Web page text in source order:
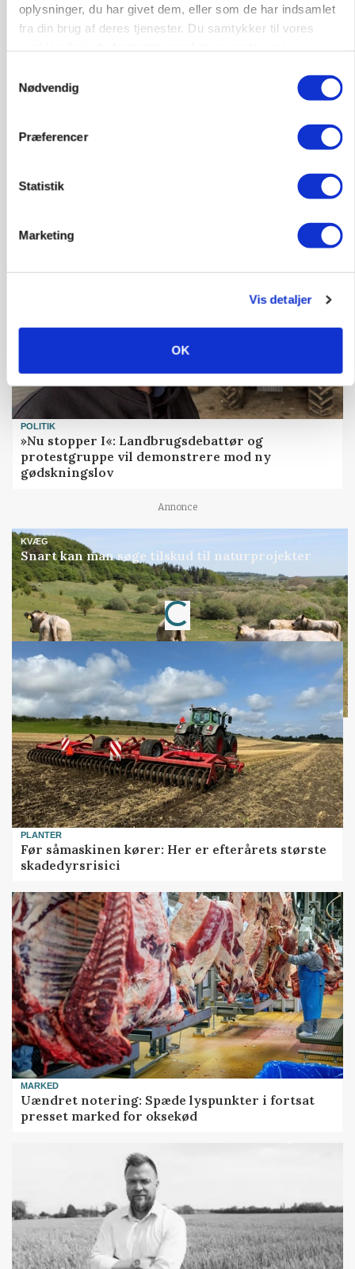
oplysninger, du har givet dem, eller som de har indsamlet
fra din brug af deres tjenester. Du samtykker til vores
Nødvendig
Præferencer
Statistik
Marketing
Vis detaljer
OK
marked for biokul
POLITIK
»Nu stopper I«: Landbrugsdebattør og
protestgruppe vil demonstrere mod ny
gødskningslov
Annonce
KVÆG
Snart kan man søge tilskud til naturprojekter
Annonce
Loading...
PLANTER
Før såmaskinen kører: Her er efterårets største
skadedyrsrisici
MARKED
Uændret notering: Spæde lyspunkter i fortsat
presset marked for oksekød